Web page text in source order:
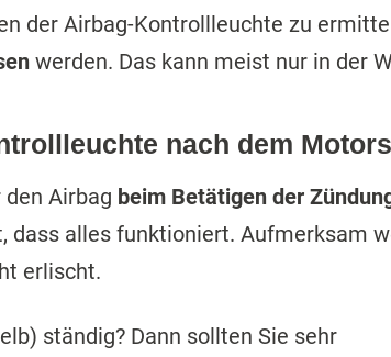
der Airbag-Kontrollleuchte zu
werden. Das kann meist nur in der
nach dem
Airbag beim Betätigen der
dass alles funktioniert. Aufmerksam
erlischt.
ständig? Dann sollten Sie sehr